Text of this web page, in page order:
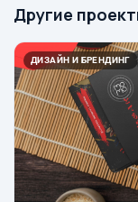
Другие
ДИЗАЙН И БРЕНДИНГ